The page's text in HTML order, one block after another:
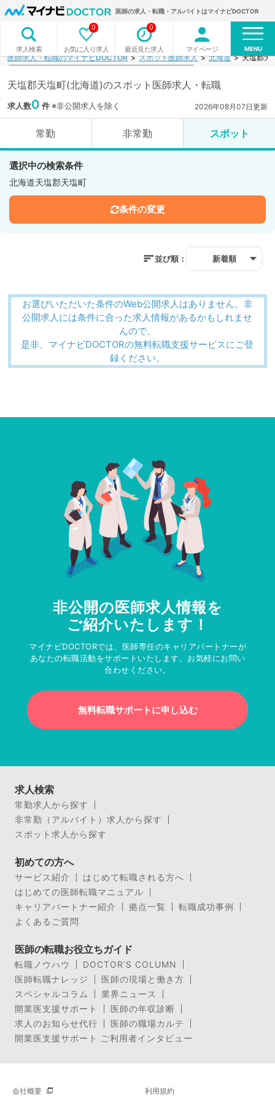
医師の求人・転職・アルバイトはマイナビDOCTOR
求人検索 お気に入り求人
0
最近見た求人
0
マイページ MENU
医師求人・転職のマイナビDOCTOR スポット医師求人 北海道 天塩郡天
天塩郡天塩町(北海道)のスポット医師求人・転職
求人数0 件※非公開求人を除く 2026年08月07日更新
常勤 非常勤 スポット
選択中の検索条件
北海道天塩郡天塩町
条件の変更
並び順： 新着順
お選びいただいた条件のWeb公開求人はありません。非
公開求人には条件に合った求人情報があるかもしれませ
んので、
是非、マイナビDOCTORの無料転職支援サービスにご登
録ください。
非公開の医師求人情報を
ご紹介いたします！
マイナビDOCTORでは、医師専任のキャリアパートナーが
あなたの転職活動をサポートいたします。お気軽にお問い
合わせください。
無料転職サポートに申し込む
求人検索
常勤求人から探す
非常勤（アルバイト）求人から探す
スポット求人から探す
初めての方へ
サービス紹介
はじめて転職される方へ
はじめての医師転職マニュアル
キャリアパートナー紹介
拠点一覧
転職成功事例
よくあるご質問
医師の転職お役立ちガイド
転職ノウハウ
DOCTOR’S COLUMN
医師転職ナレッジ
医師の現場と働き方
スペシャルコラム
業界ニュース
開業医支援サポート
医師の年収診断
求人のお知らせ代行
医師の職場カルテ
開業医支援サポート ご利用者インタビュー
会社概要 利用規約